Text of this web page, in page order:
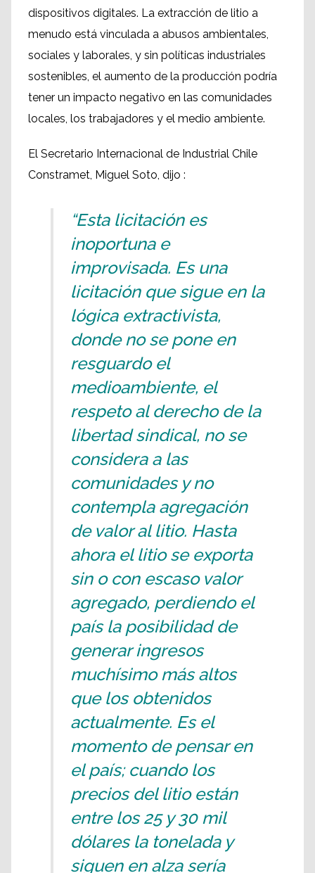
dispositivos digitales. La extracción de litio a
menudo está vinculada a abusos ambientales,
sociales y laborales, y sin políticas industriales
sostenibles, el aumento de la producción podría
tener un impacto negativo en las comunidades
locales, los trabajadores y el medio ambiente.
El Secretario Internacional de Industrial Chile
Constramet, Miguel Soto, dijo :
“Esta licitación es
inoportuna e
improvisada. Es una
licitación que sigue en la
lógica extractivista,
donde no se pone en
resguardo el
medioambiente, el
respeto al derecho de la
libertad sindical, no se
considera a las
comunidades y no
contempla agregación
de valor al litio. Hasta
ahora el litio se exporta
sin o con escaso valor
agregado, perdiendo el
país la posibilidad de
generar ingresos
muchísimo más altos
que los obtenidos
actualmente. Es el
momento de pensar en
el país; cuando los
precios del litio están
entre los 25 y 30 mil
dólares la tonelada y
siguen en alza sería